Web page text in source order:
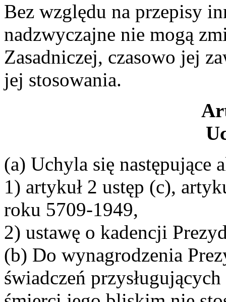
Bez względu na przepisy
nadzwyczajne nie mogą
Zasadniczej, czasowo jej
jej stosowania.
(a) Uchyla się następujące
1) artykuł 2 ustęp (c),
roku 5709-1949,
2) ustawę o kadencji
(b) Do wynagrodzenia
świadczeń